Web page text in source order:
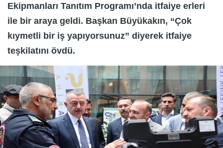
Ekipmanları Tanıtım Programı’nda itfaiye erleri
ile bir araya geldi. Başkan Büyükakın, “Çok
kıymetli bir iş yapıyorsunuz” diyerek itfaiye
teşkilatını övdü.